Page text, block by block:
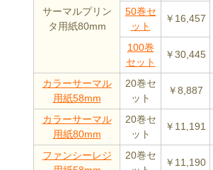
サーマルプリン
タ用紙80mm
50巻セ
ット
￥16,457
100巻
セット
￥30,445
カラーサーマル
用紙58mm
20巻セ
ット
￥8,887
カラーサーマル
用紙80mm
20巻セ
ット
￥11,191
ファンシーレジ
20巻セ
￥11,190